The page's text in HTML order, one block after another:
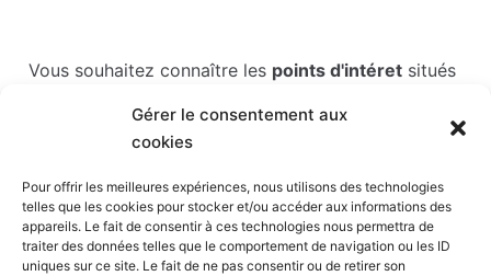
Gérer le consentement aux
cookies
Pour offrir les meilleures expériences, nous utilisons des technologies
telles que les cookies pour stocker et/ou accéder aux informations des
appareils. Le fait de consentir à ces technologies nous permettra de
traiter des données telles que le comportement de navigation ou les ID
uniques sur ce site. Le fait de ne pas consentir ou de retirer son
Vous souhaitez connaître les points d'intéret situés
ci-dessous. Vous pouvez cliquez sur les liens pour
en savoir plus.
Jardin d’acclimatation(490 m) - Parc
Palais des Congrès de Paris(560 m) - Salle de
spectacle